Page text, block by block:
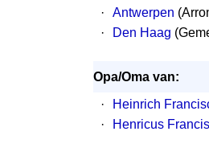
·
Antwerpen
·
Den Haag
Opa/Oma van:
·
Heinrich
·
Henricus